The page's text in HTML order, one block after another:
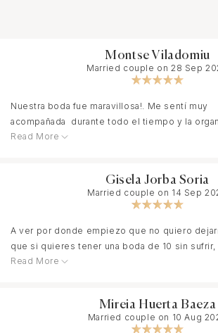
Montse Viladomiu
Married couple on 28 Sep
Nuestra boda fue maravillosa!. Me sentí muy
acompañada durante todo el tiempo y la
perfecta. Cuidaron hasta el más mínimo
gracias a Anna Fernández por la seguridad y
transmitió y el cariño que pone en todo lo que
Read More
Gisela Jorba Soria
Married couple on 14 Sep
A ver por donde empiezo que no quiero
que si quieres tener una boda de 10 sin
querida, protegida y valorada necesitas a Lara
estuvo a todo, preocupándose hasta el más
sobretodo, mirando por nuestro bien. Vivió mi
Read More
Mireia Huerta Baeza
Married couple on 10 Aug